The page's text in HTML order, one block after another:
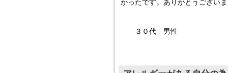
かったです。ありがとうございま
３０代 男性